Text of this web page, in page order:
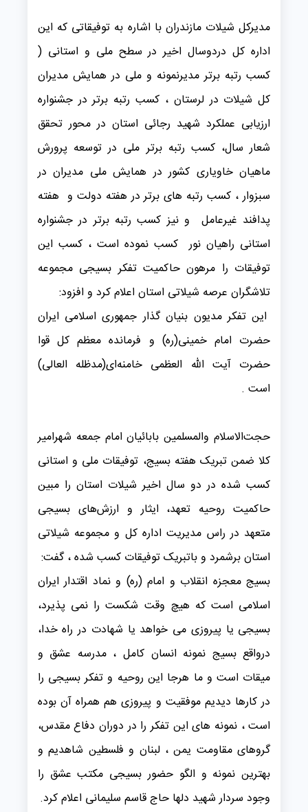
مدیرکل شیلات مازندران با اشاره به توفیقاتی که این
اداره کل دردوسال اخیر در سطح ملی و استانی (
کسب رتبه برتر مدیرنمونه و ملی در همایش مدیران
کل شیلات در لرستان ، کسب رتبه برتر در جشنواره
ارزیابی عملکرد شهید رجائی استان در محور تحقق
شعار سال، کسب رتبه برتر ملی در توسعه پرورش
ماهیان خاویاری کشور در همایش ملی مدیران در
سبزوار ، کسب رتبه های برتر در هفته دولت و هفته
پدافند غیرعامل و نیز کسب رتبه برتر در جشنواره
استانی راهیان نور کسب نموده است ، کسب این
توفیقات را مرهون حاکمیت تفکر بسیجی مجموعه‌
تلاشگران عرصه شیلاتی استان اعلام کرد و افزود:
این تفکر مدیون بنیان گذار جمهوری اسلامی ایران
حضرت امام خمینی(ره) و فرمانده معظم کل قوا
حضرت آیت الله العظمی خامنه‌ای(مدظله العالی)
است .
حجت‌الاسلام والمسلمین بابائیان امام جمعه شهرامیر
کلا ضمن تبریک هفته بسیج، توفیقات ملی و استانی
کسب شده در دو سال اخیر شیلات استان را مبین
حاکمیت روحیه تعهد، ایثار و ارزش‌های بسیجی
متعهد در راس مدیریت اداره کل و مجموعه شیلاتی
استان برشمرد و باتبریک توفیقات کسب شده ، گفت:
بسیج معجزه انقلاب و امام (ره) و نماد اقتدار ایران
اسلامی است که هیچ وقت شکست را نمی پذیرد،
بسیجی یا پیروزی می خواهد یا شهادت در راه خدا،
درواقع بسیج نمونه انسان کامل ، مدرسه عشق و
میقات است و ما هرجا این روحیه و تفکر بسیجی را
در کارها دیدیم موفقیت و پیروزی هم همراه آن بوده
است ، نمونه های این تفکر را در دوران دفاع مقدس،
گروهای مقاومت یمن ، لبنان و فلسطین شاهدیم و
بهترین نمونه و الگو حضور بسیجی مکتب عشق را
وجود سردار شهید دلها حاج قاسم سلیمانی اعلام کرد.